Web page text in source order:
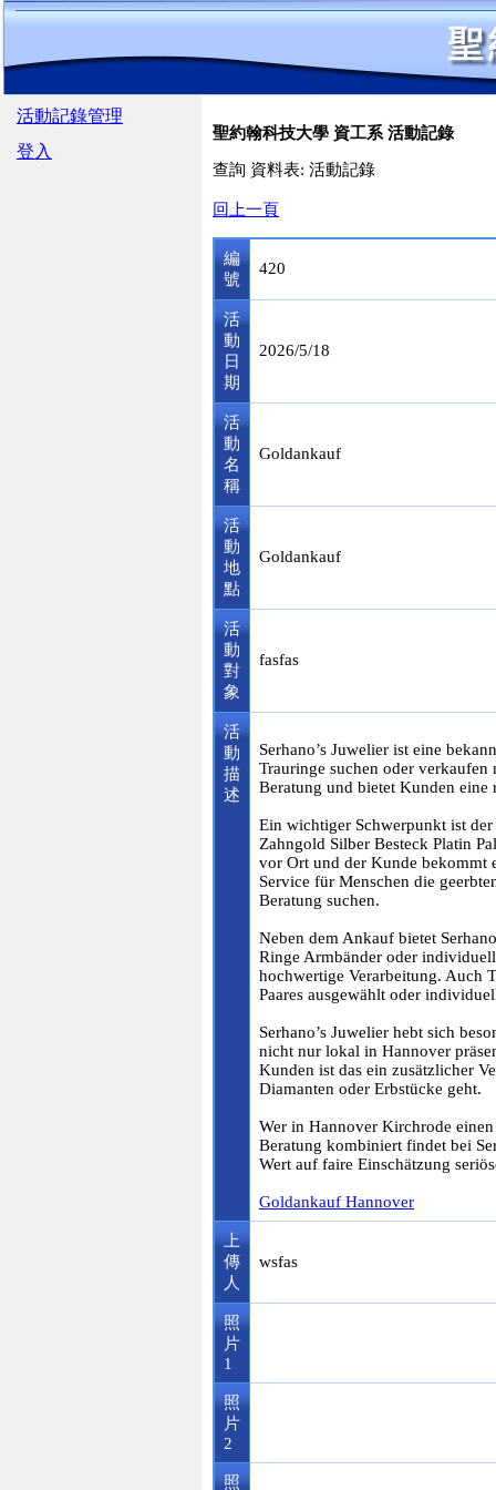
活動記錄管理
登入
聖約翰科技大學 資工系 活動記錄
查詢 資料表: 活動記錄
回上一頁
編
號
420
活
動
日
期
2026/5/18
活
動
名
稱
Goldankauf
活
動
地
點
Goldankauf
活
動
對
象
fasfas
活
動
描
述
Serhano’s Juwelier ist eine
Trauringe suchen oder
Beratung und bietet Kunden
Ein wichtiger Schwerpunkt ist
Zahngold Silber Besteck Platin
vor Ort und der Kunde bekommt
Service für Menschen die
Beratung suchen.
Neben dem Ankauf bietet
Ringe Armbänder oder
hochwertige Verarbeitung. Auch
Paares ausgewählt oder
Serhano’s Juwelier hebt sich
nicht nur lokal in Hannover
Kunden ist das ein zusätzlicher
Diamanten oder Erbstücke geht.
Wer in Hannover Kirchrode
Beratung kombiniert findet bei
Wert auf faire Einschätzung
Goldankauf Hannover
上
傳
人
wsfas
照
片
1
照
片
2
照